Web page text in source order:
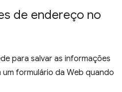
de endereço no
para salvar as informações
formulário da Web quando